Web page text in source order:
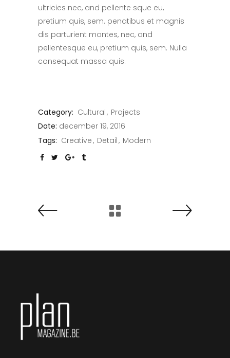
ultricies nec, and pellente sque eu,
pretium quis, sem. penatibus et magnis
dis parturient montes, nec, and
pellentesque eu, pretium quis, sem. Nulla
consequat massa quis.
Category: Cultural Projects
Date: december 19, 2016
Tags: Creative Detail Modern